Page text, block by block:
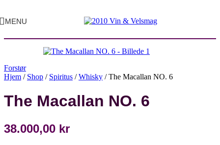
MENU
Forstør
Hjem / Shop / Spiritus /Whisky /The Macallan NO. 6
The Macallan NO. 6
38.000,00 kr